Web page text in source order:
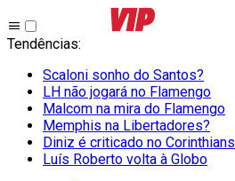
Tendências:
Scaloni sonho do Santos?
LH não jogará no Flamengo
Malcom na mira do Flamengo
Memphis na Libertadores?
Diniz é criticado no Corinthians
Luís Roberto volta à Globo